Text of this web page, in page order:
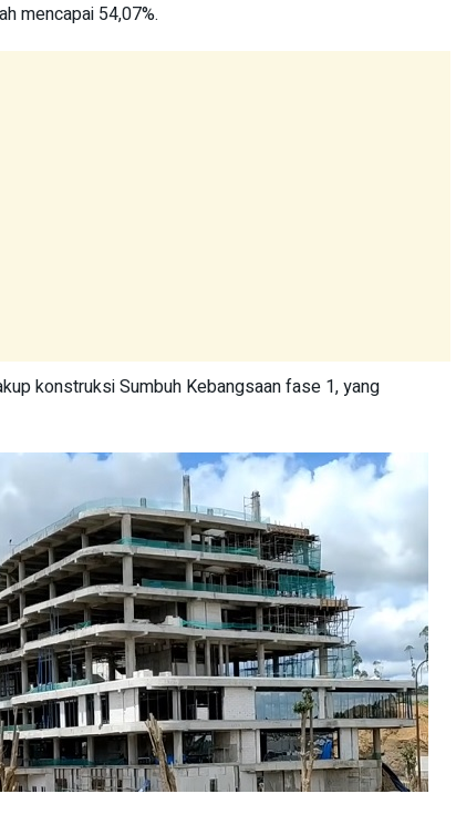
mencapai 54,07%.
konstruksi Sumbuh Kebangsaan fase 1, yang